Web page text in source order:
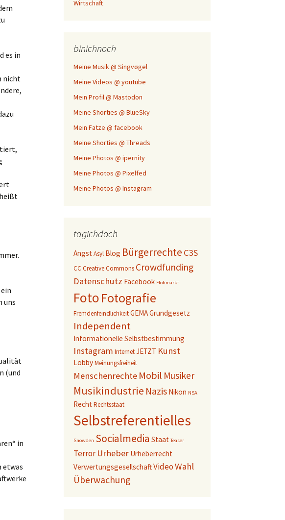
es in
nicht
uns
(und
in
etwas
Wirtschaft
binichnoch
Meine Musik @ Singvøgel
Meine Videos @ youtube
Mein Profil @ Mastodon
Meine Shorties @ BlueSky
Mein Fatze @ facebook
Meine Shorties @ Threads
Meine Photos @ ipernity
Meine Photos @ Pixelfed
Meine Photos @ Instagram
tagichdoch
AngstAsyl Blog Bürgerrechte C3S
CC Creative Commons Crowdfunding
Datenschutz Facebook Flohmarkt
FotoFotografie
FremdenfeindlichkeitGEMAGrundgesetz
Independent
Informationelle Selbstbestimmung
Instagram InternetJETZT Kunst
LobbyMeinungsfreiheit
Menschenrechte Mobil Musiker
Musikindustrie Nazis Nikon NSA
RechtRechtsstaat
Selbstreferentielles
Snowden Socialmedia Staat Teaser
Terror Urheber Urheberrecht
VerwertungsgesellschaftVideoWahl
Überwachung